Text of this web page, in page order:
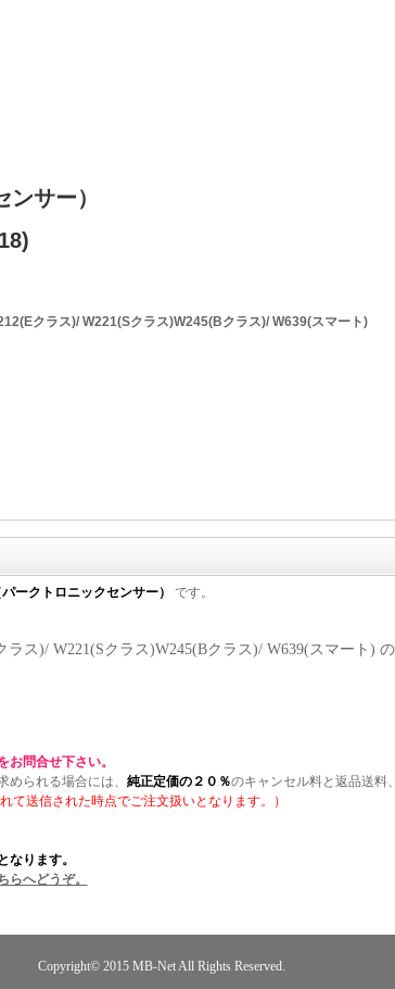
サー）
クラス)/ W221(Sクラス)W245(Bクラス)/ W639(スマート)
ークトロニックセンサー）
です。
ス)/ W221(Sクラス)W245(Bクラス)/ W639(スマート)
問合せ下さい。
られる場合には、 純正定価の２０％のキャンセル料と返品送料
て送信された時点でご注文扱いとなります。）
ります。
らへどうぞ。
Copyright© 2015 MB-NetAll Rights Reserved.